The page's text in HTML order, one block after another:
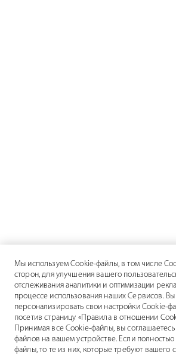
Мы используем Cookie-файлы, в том числе
сторон, для улучшения вашего
отслеживания аналитики и оптимизации
процессе использования наших Сервисов.
персонализировать свои настройки Cookie-
посетив страницу «Правила в отношении
Принимая все Cookie-файлы, вы соглашаетесь
файлов на вашем устройстве. Если полностью
файлы, то те из них, которые требуют вашего